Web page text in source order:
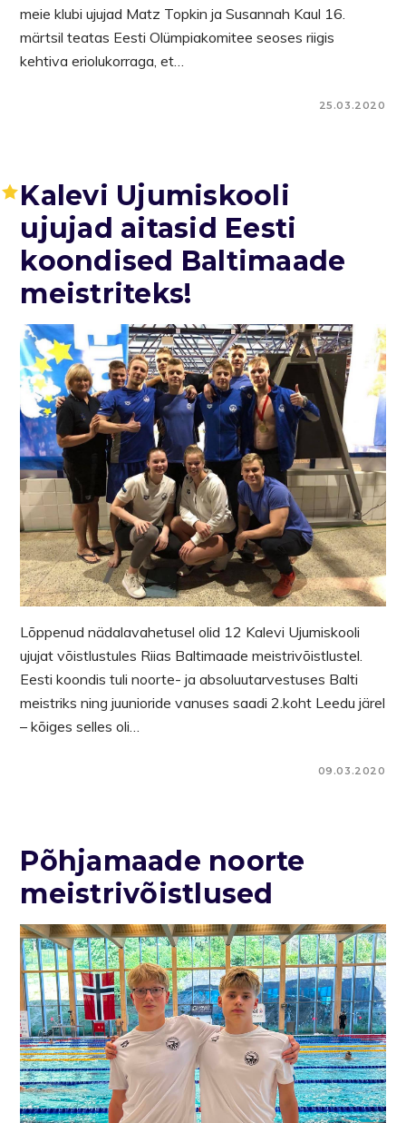
meie klubi ujujad Matz Topkin ja Susannah Kaul 16.
märtsil teatas Eesti Olümpiakomitee seoses riigis
kehtiva eriolukorraga, et…
25.03.2020
Kalevi Ujumiskooli
ujujad aitasid Eesti
koondised Baltimaade
meistriteks!
Lõppenud nädalavahetusel olid 12 Kalevi Ujumiskooli
ujujat võistlustules Riias Baltimaade meistrivõistlustel.
Eesti koondis tuli noorte- ja absoluutarvestuses Balti
meistriks ning juunioride vanuses saadi 2.koht Leedu järel
– kõiges selles oli…
09.03.2020
Põhjamaade noorte
meistrivõistlused